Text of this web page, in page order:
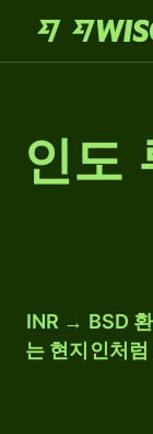
인도
INR → BSD
는 현지인처